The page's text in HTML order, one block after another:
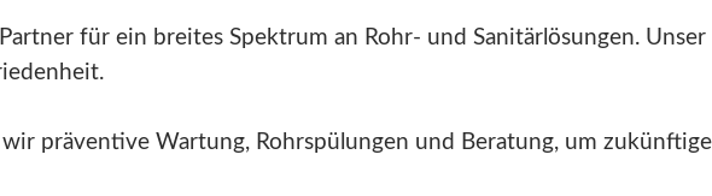
für ein breites Spektrum an Rohr- und Sanitärlösungen.
präventive Wartung, Rohrspülungen und Beratung, um